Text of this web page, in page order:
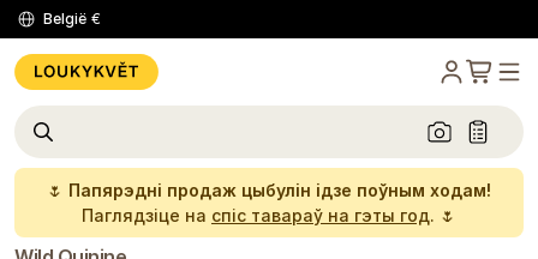
België €
🌷 Папярэдні продаж цыбулін ідзе поўным ходам!
Паглядзіце на спіс тавараў на гэты год. 🌷